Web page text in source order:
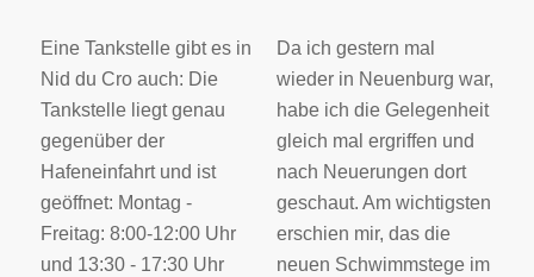
Eine Tankstelle gibt es in
Nid du Cro auch: Die
Tankstelle liegt genau
gegenüber der
Hafeneinfahrt und ist
geöffnet: Montag -
Freitag: 8:00-12:00 Uhr
und 13:30 - 17:30 Uhr
Da ich gestern mal
wieder in Neuenburg war,
habe ich die Gelegenheit
gleich mal ergriffen und
nach Neuerungen dort
geschaut. Am wichtigsten
erschien mir, das die
neuen Schwimmstege im